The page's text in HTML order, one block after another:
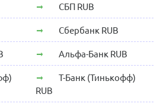
СБП RUB
Сбербанк RUB
Альфа-Банк RUB
Т-Банк (Тинькофф)
RUB